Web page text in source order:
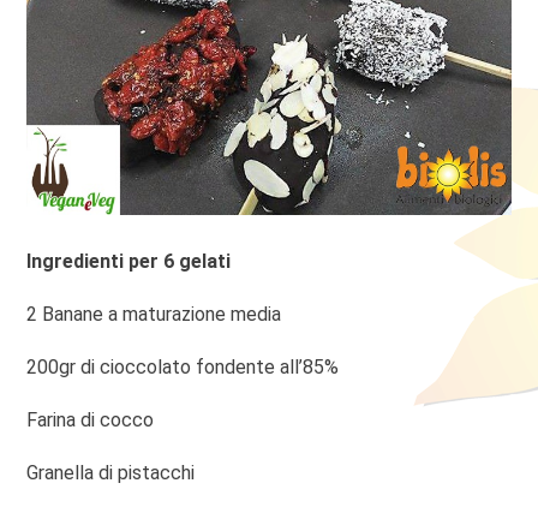
Ingredienti per 6 gelati
2 Banane a maturazione media
200gr di cioccolato fondente all’85%
Farina di cocco
Granella di pistacchi